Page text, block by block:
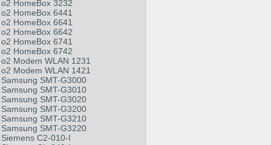
o2 HomeBox 3232
o2 HomeBox 6441
o2 HomeBox 6641
o2 HomeBox 6642
o2 HomeBox 6741
o2 HomeBox 6742
o2 Modem WLAN 1231
o2 Modem WLAN 1421
Samsung SMT-G3000
Samsung SMT-G3010
Samsung SMT-G3020
Samsung SMT-G3200
Samsung SMT-G3210
Samsung SMT-G3220
Siemens C2-010-I